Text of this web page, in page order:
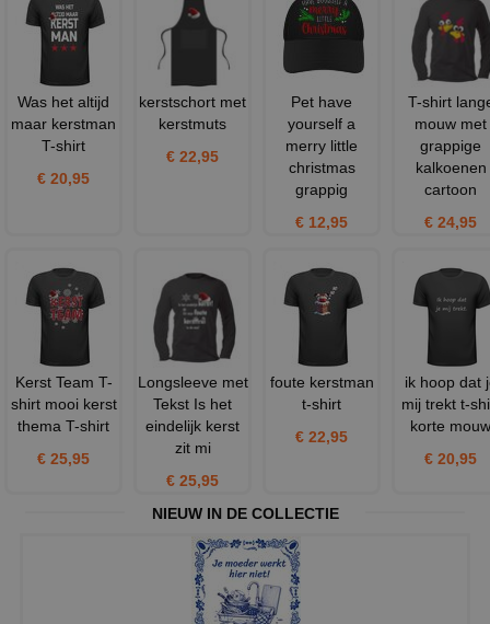
Was het altijd
maar kerstman
T-shirt
€ 20,95
kerstschort met
kerstmuts
€ 22,95
Pet have
yourself a
merry little
christmas
grappig
€ 12,95
T-shirt
mouw met
grappige
kalkoenen
cartoon
€ 24,95
Kerst Team T-
shirt mooi kerst
thema T-shirt
€ 25,95
Longsleeve met
Tekst Is het
eindelijk kerst
zit mi
€ 25,95
foute kerstman
t-shirt
€ 22,95
ik hoop dat
mij trekt t-
korte mouw
€ 20,95
NIEUW IN DE COLLECTIE